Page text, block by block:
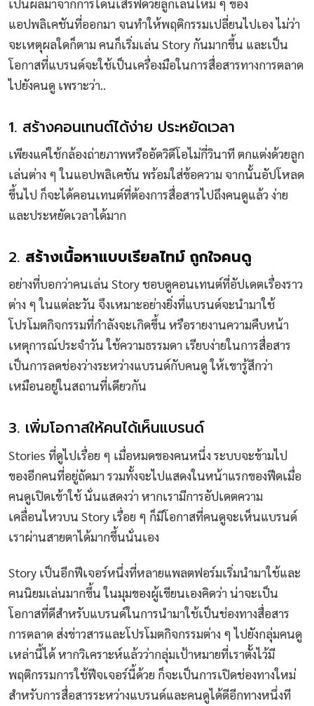
แอปพลิเคชันที่ออกมา จนทำให้พฤติกรรมเปลี่ยนไปเอง ไม่ว่า
จะเหตุผลใดก็ตาม คนก็เริ่มเล่น Story กันมากขึ้น และเป็น
โอกาสที่แบรนด์จะใช้เป็นเครื่องมือในการสื่อสารทางการตลาด
ไปยังคนดู เพราะว่า..
1. สร้างคอนเทนต์ได้ง่าย ประหยัดเวลา
เพียงแค่ใช้กล้องถ่ายภาพหรืออัดวิดีโอไม่กี่วินาที ตกแต่งด้วยลูก
เล่นต่าง ๆ ในแอปพลิเคชัน พร้อมใส่ข้อความ จากนั้นอัปโหลด
ขึ้นไป ก็จะได้คอนเทนต์ที่ต้องการสื่อสารไปถึงคนดูแล้ว ง่าย
และประหยัดเวลาได้มาก
2. สร้างเนื้อหาแบบเรียลไทม์ ถูกใจคนดู
อย่างที่บอกว่าคนเล่น Story ชอบดูคอนเทนต์ที่อัปเดตเรื่องราว
ต่าง ๆ ในแต่ละวัน จึงเหมาะอย่างยิ่งที่แบรนด์จะนำมาใช้
โปรโมตกิจกรรมที่กำลังจะเกิดขึ้น หรือรายงานความคืบหน้า
เหตุการณ์ประจำวัน ใช้ความธรรมดา เรียบง่ายในการสื่อสาร
เป็นการลดช่องว่างระหว่างแบรนด์กับคนดู ให้เขารู้สึกว่า
เหมือนอยู่ในสถานที่เดียวกัน
3. เพิ่มโอกาสให้คนได้เห็นแบรนด์
Stories ที่ดูไปเรื่อย ๆ เมื่อหมดของคนหนึ่ง ระบบจะข้ามไป
ของอีกคนที่อยู่ถัดมา รวมทั้งจะไปแสดงในหน้าแรกของฟีดเมื่อ
คนดูเปิดเข้าใช้ นั่นแสดงว่า หากเรามีการอัปเดตความ
เคลื่อนไหวบน Story เรื่อย ๆ ก็มีโอกาสที่คนดูจะเห็นแบรนด์
เราผ่านสายตาได้มากขึ้นนั่นเอง
Story เป็นอีกฟีเจอร์หนึ่งที่หลายแพลตฟอร์มเริ่มนำมาใช้และ
คนนิยมเล่นมากขึ้น ในมุมของผู้เขียนเองคิดว่า น่าจะเป็น
โอกาสที่ดีสำหรับแบรนด์ในการนำมาใช้เป็นช่องทางสื่อสาร
การตลาด ส่งข่าวสารและโปรโมตกิจกรรมต่าง ๆ ไปยังกลุ่มคนดู
เหล่านี้ได้ หากวิเคราะห์แล้วว่ากลุ่มเป้าหมายที่เราตั้งไว้มี
พฤติกรรมการใช้ฟีจเจอร์นี้ด้วย ก็จะเป็นการเปิดช่องทางใหม่
สำหรับการสื่อสารระหว่างแบรนด์และคนดูได้ดีอีกทางหนึ่งที